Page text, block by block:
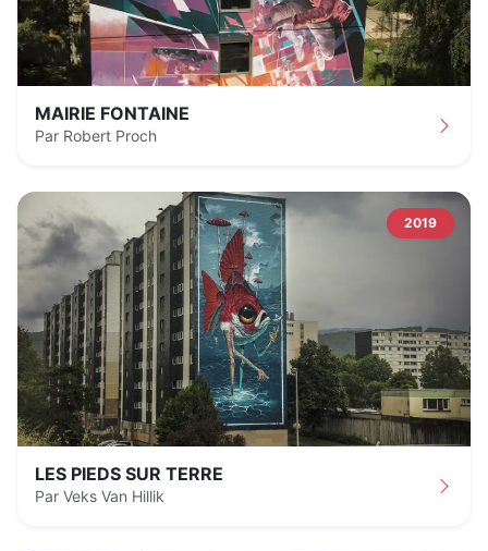
MAIRIE FONTAINE
Par Robert Proch
2019
LES PIEDS SUR TERRE
Par Veks Van Hillik